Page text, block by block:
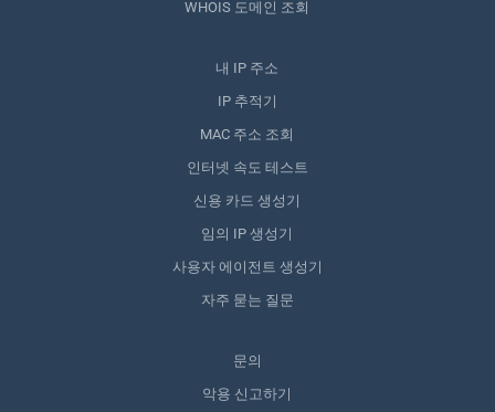
WHOIS 도메인 조회
내 IP 주소
IP 추적기
MAC 주소 조회
인터넷 속도 테스트
신용 카드 생성기
임의 IP 생성기
사용자 에이전트 생성기
자주 묻는 질문
문의
악용 신고하기